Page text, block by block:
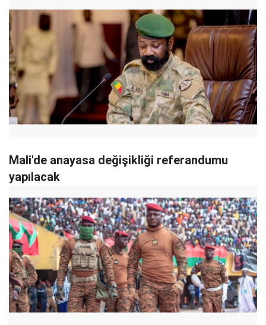
Mali'de anayasa değişikliği referandumu
yapılacak